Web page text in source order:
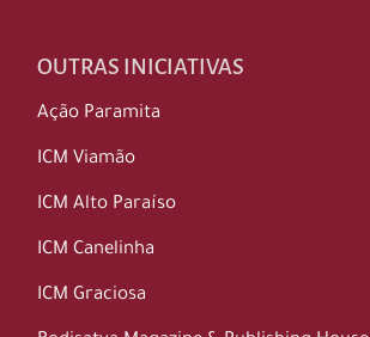
OUTRAS INICIATIVAS
Ação Paramita
ICM Viamão
ICM Alto Paraíso
ICM Canelinha
ICM Graciosa